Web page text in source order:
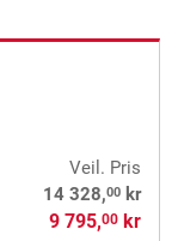
Veil. Pris
14 328,00kr
9 795,00kr